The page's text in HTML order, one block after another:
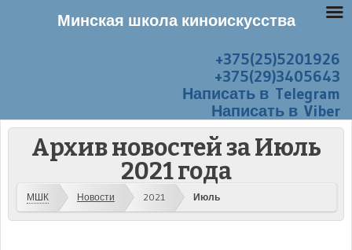
+375(25)5201926
+375(29)3405643
Написать в Telegram
Написать в Viber
Архив новостей заИюль
2021 года
МШК Новости 2021 Июль
Минская школа киноискусства